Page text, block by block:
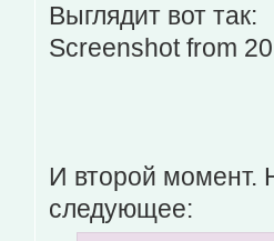
Выглядит вот так:
Screenshot from
И второй момент.
следующее: